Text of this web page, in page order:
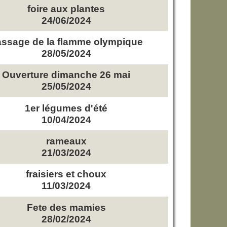
foire aux plantes
24/06/2024
de la flamme olympique
28/05/2024
Ouverture dimanche 26 mai
25/05/2024
1er légumes d'été
10/04/2024
rameaux
21/03/2024
fraisiers et choux
11/03/2024
Fete des mamies
28/02/2024